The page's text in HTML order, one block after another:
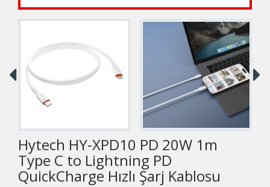
Hytech HY-XPD10 PD 20W 1m
Type C to Lightning PD
QuickCharge Hızlı Şarj Kablosu